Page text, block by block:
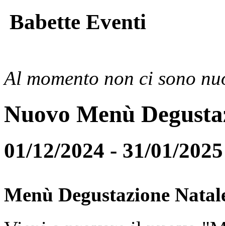
Babette Eventi
Al momento non ci sono
Nuovo Menù
01/12/2024 - 31/01/2025
Menù Degustazione